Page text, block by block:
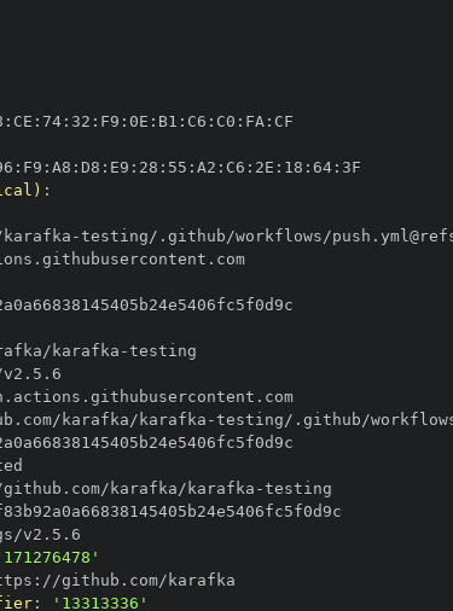
: CE : 74: 32 : F9 : 0E : B1 : C6 : C0 : FA :
: F9 : A8 : D8 : E9 : 28 : 55 : A2 : C6 : 2E : 18 : 64:
:
-
//token.actions.githubusercontent.com
karafka -
//token.actions.githubusercontent.com
karafka/karafka -
karafka/karafka -
:
: '13313336'